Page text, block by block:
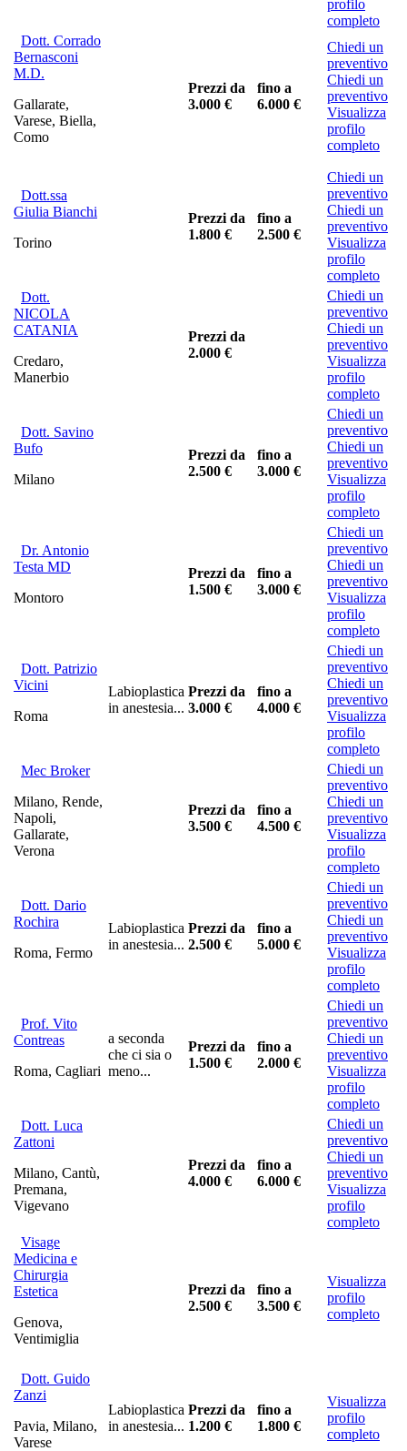
profilo
completo
Dott. Corrado
Bernasconi
M.D.
Gallarate,
Varese, Biella,
Como
Prezzi da
3.000 €
fino a
6.000 €
Chiedi un
preventivo
Chiedi un
preventivo
Visualizza
profilo
completo
Dott.ssa
Giulia Bianchi
Torino
Prezzi da
1.800 €
fino a
2.500 €
Chiedi un
preventivo
Chiedi un
preventivo
Visualizza
profilo
completo
Dott.
NICOLA
CATANIA
Credaro,
Manerbio
Prezzi da
2.000 €
Chiedi un
preventivo
Chiedi un
preventivo
Visualizza
profilo
completo
Dott. Savino
Bufo
Milano
Prezzi da
2.500 €
fino a
3.000 €
Chiedi un
preventivo
Chiedi un
preventivo
Visualizza
profilo
completo
Dr. Antonio
Testa MD
Montoro
Prezzi da
1.500 €
fino a
3.000 €
Chiedi un
preventivo
Chiedi un
preventivo
Visualizza
profilo
completo
Dott. Patrizio
Vicini
Roma
Labioplastica
in anestesia...
Prezzi da
3.000 €
fino a
4.000 €
Chiedi un
preventivo
Chiedi un
preventivo
Visualizza
profilo
completo
Mec Broker
Milano, Rende,
Napoli,
Gallarate,
Verona
Prezzi da
3.500 €
fino a
4.500 €
Chiedi un
preventivo
Chiedi un
preventivo
Visualizza
profilo
completo
Dott. Dario
Rochira
Roma, Fermo
Labioplastica
in anestesia...
Prezzi da
2.500 €
fino a
5.000 €
Chiedi un
preventivo
Chiedi un
preventivo
Visualizza
profilo
completo
Prof. Vito
Contreas
Roma, Cagliari
a seconda
che ci sia o
meno...
Prezzi da
1.500 €
fino a
2.000 €
Chiedi un
preventivo
Chiedi un
preventivo
Visualizza
profilo
completo
Dott. Luca
Zattoni
Milano, Cantù,
Premana,
Vigevano
Prezzi da
4.000 €
fino a
6.000 €
Chiedi un
preventivo
Chiedi un
preventivo
Visualizza
profilo
completo
Visage
Medicina e
Chirurgia
Estetica
Genova,
Ventimiglia
Prezzi da
2.500 €
fino a
3.500 €
Visualizza
profilo
completo
Dott. Guido
Zanzi
Pavia, Milano,
Varese
Labioplastica
in anestesia...
Prezzi da
1.200 €
fino a
1.800 €
Visualizza
profilo
completo